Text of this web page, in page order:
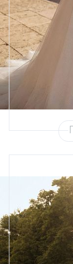
Размеры
Цвет
Силуэт
Кружево